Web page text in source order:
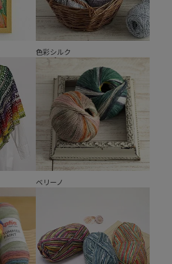
色彩シルク
ベリーノ